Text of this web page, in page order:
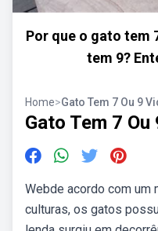
Por que o gato tem
tem 9?
Home>Gato Tem 7 Ou 9
Gato Tem 7 Ou
Webde acordo com
culturas, os gatos